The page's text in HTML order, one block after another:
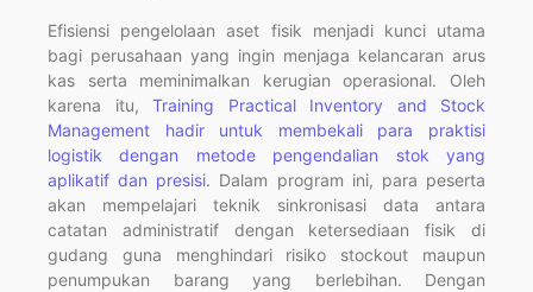
Efisiensi pengelolaan aset fisik menjadi kunci utama
bagi perusahaan yang ingin menjaga kelancaran arus
kas serta meminimalkan kerugian operasional. Oleh
karena itu, Training Practical Inventory and Stock
Management hadir untuk membekali para praktisi
logistik dengan metode pengendalian stok yang
aplikatif dan presisi. Dalam program ini, para peserta
akan mempelajari teknik sinkronisasi data antara
catatan administratif dengan ketersediaan fisik di
gudang guna menghindari risiko stockout maupun
penumpukan barang yang berlebihan. Dengan